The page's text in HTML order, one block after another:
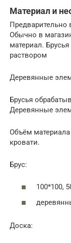
Материал и
Предварительно
Обычно в
материал.
раствором
Деревянные
Брусья
Деревянные
Объём
кровати.
Брус:
100*100,
Доска: